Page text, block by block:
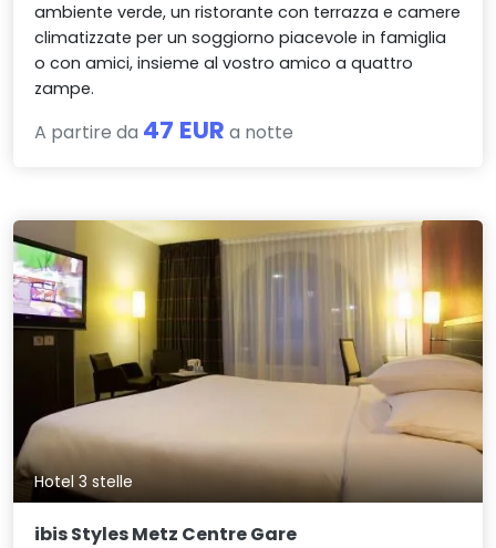
ambiente verde, un ristorante con terrazza e camere
climatizzate per un soggiorno piacevole in famiglia
o con amici, insieme al vostro amico a quattro
zampe.
A partire da 47 EUR a notte
Hotel 3 stelle
ibis Styles Metz Centre Gare